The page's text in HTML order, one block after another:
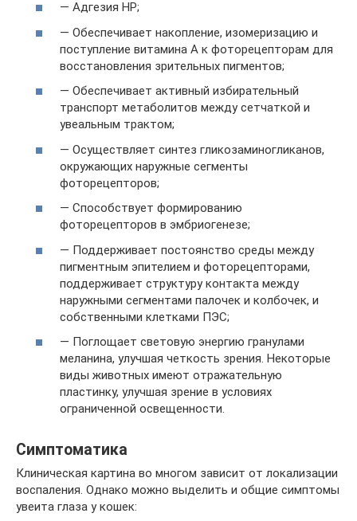
— Адгезия НР;
— Обеспечивает накопление, изомеризацию и
поступление витамина А к фоторецепторам для
восстановления зрительных пигментов;
— Обеспечивает активный избирательный
транспорт метаболитов между сетчаткой и
увеальным трактом;
— Осуществляет синтез гликозаминогликанов,
окружающих наружные сегменты
фоторецепторов;
— Способствует формированию
фоторецепторов в эмбриогенезе;
— Поддерживает постоянство среды между
пигментным эпителием и фоторецепторами,
поддерживает структуру контакта между
наружными сегментами палочек и колбочек, и
собственными клетками ПЭС;
— Поглощает световую энергию гранулами
меланина, улучшая четкость зрения. Некоторые
виды животных имеют отражательную
пластинку, улучшая зрение в условиях
ограниченной освещенности.
Симптоматика
Клиническая картина во многом зависит от локализации
воспаления. Однако можно выделить и общие симптомы
увеита глаза у кошек: